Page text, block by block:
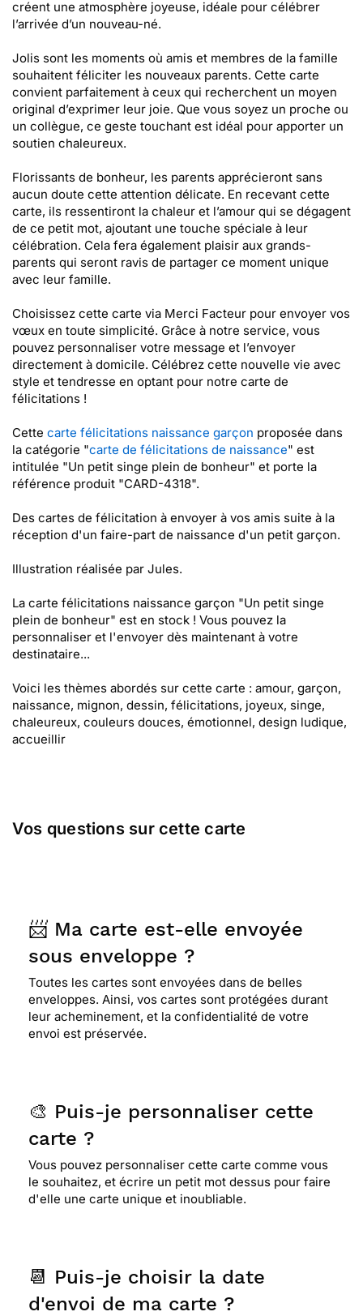
créent une atmosphère joyeuse, idéale pour célébrer
l’arrivée d’un nouveau-né.
Jolis sont les moments où amis et membres de la famille
souhaitent féliciter les nouveaux parents. Cette carte
convient parfaitement à ceux qui recherchent un moyen
original d’exprimer leur joie. Que vous soyez un proche ou
un collègue, ce geste touchant est idéal pour apporter un
soutien chaleureux.
Florissants de bonheur, les parents apprécieront sans
aucun doute cette attention délicate. En recevant cette
carte, ils ressentiront la chaleur et l’amour qui se dégagent
de ce petit mot, ajoutant une touche spéciale à leur
célébration. Cela fera également plaisir aux grands-
parents qui seront ravis de partager ce moment unique
avec leur famille.
Choisissez cette carte via Merci Facteur pour envoyer vos
vœux en toute simplicité. Grâce à notre service, vous
pouvez personnaliser votre message et l’envoyer
directement à domicile. Célébrez cette nouvelle vie avec
style et tendresse en optant pour notre carte de
félicitations !
Cette carte félicitations naissance garçon proposée dans
la catégorie "carte de félicitations de naissance" est
intitulée "Un petit singe plein de bonheur" et porte la
référence produit "CARD-4318".
Des cartes de félicitation à envoyer à vos amis suite à la
réception d'un faire-part de naissance d'un petit garçon.
Illustration réalisée par Jules.
La carte félicitations naissance garçon "Un petit singe
plein de bonheur" est en stock ! Vous pouvez la
personnaliser et l'envoyer dès maintenant à votre
destinataire...
Voici les thèmes abordés sur cette carte : amour, garçon,
naissance, mignon, dessin, félicitations, joyeux, singe,
chaleureux, couleurs douces, émotionnel, design ludique,
accueillir
Vos questions sur cette carte
📨 Ma carte est-elle envoyée
sous enveloppe ?
Toutes les cartes sont envoyées dans de belles
enveloppes. Ainsi, vos cartes sont protégées durant
leur acheminement, et la confidentialité de votre
envoi est préservée.
🎨 Puis-je personnaliser cette
carte ?
Vous pouvez personnaliser cette carte comme vous
le souhaitez, et écrire un petit mot dessus pour faire
d'elle une carte unique et inoubliable.
📆 Puis-je choisir la date
d'envoi de ma carte ?